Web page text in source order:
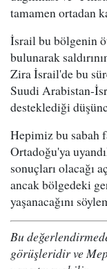
tamamen ortadan
İsrail bu bölgenin
bulunarak
Zira İsrail'de bu
Suudi Arabistan-
desteklediği
Hepimiz bu sabah
Ortadoğu'ya
sonuçları olacağı
ancak bölgedeki
yaşanacağını
Bu
görüşleridir ve